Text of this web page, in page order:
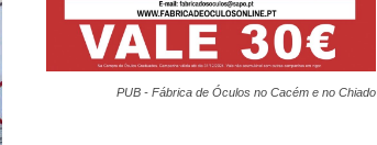
PUB - Fábrica de Óculos no Cacém e no Chiado